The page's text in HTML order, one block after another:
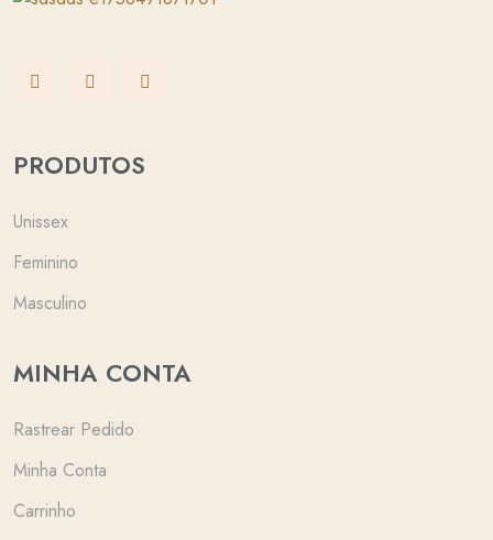
PRODUTOS
Unissex
Feminino
Masculino
MINHA CONTA
Rastrear Pedido
Minha Conta
Carrinho